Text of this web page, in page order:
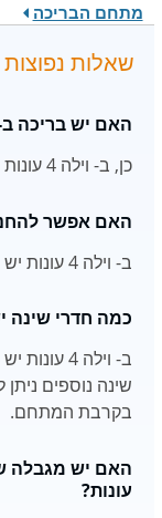
מתחם הבריכה
שאלות נפוצות
האם יש בריכה ב- וילה
כן, ב- וילה 4 עונות יש בריכה.
האם אפשר להחנות
ב- וילה 4 עונות יש חניה חינם לאורחים.
כמה חדרי שינה יש ב-
שינה נוספים
בקרבת המתחם.
עונות?